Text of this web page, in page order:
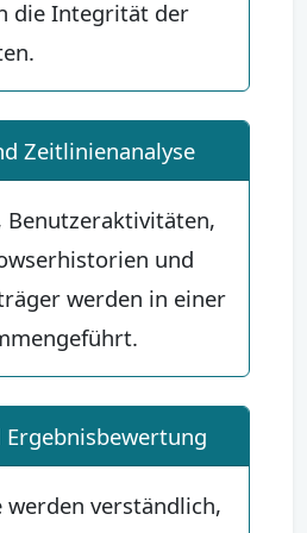
die Integrität der
Zeitlinienanalyse
Benutzeraktivitäten,
und
werden in einer
werden verständlich,